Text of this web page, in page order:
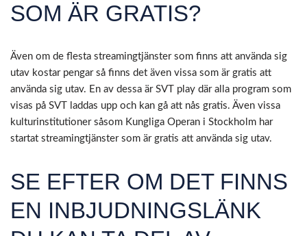
SOM ÄR GRATIS?
Även om de flesta streamingtjänster som finns att använda sig
utav kostar pengar så finns det även vissa som är gratis att
använda sig utav. En av dessa är SVT play där alla program som
visas på SVT laddas upp och kan gå att nås gratis. Även vissa
kulturinstitutioner såsom Kungliga Operan i Stockholm har
startat streamingtjänster som är gratis att använda sig utav.
SE EFTER OM DET FINNS
EN INBJUDNINGSLÄNK